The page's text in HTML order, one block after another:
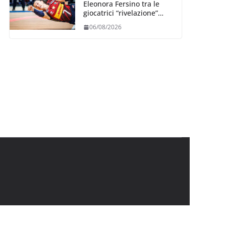
Eleonora Fersino tra le
giocatrici “rivelazione”
Volleyball World
06/08/2026